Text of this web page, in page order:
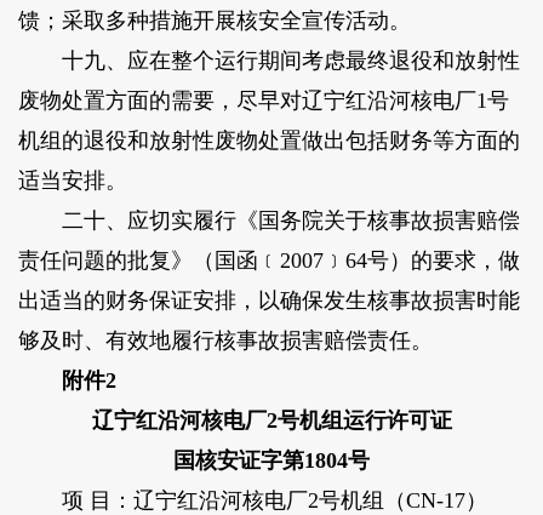
馈；采取多种措施开展核安全宣传活动。
十九、应在整个运行期间考虑最终退役和放射性
废物处置方面的需要，尽早对辽宁红沿河核电厂1号
机组的退役和放射性废物处置做出包括财务等方面的
适当安排。
二十、应切实履行《国务院关于核事故损害赔偿
责任问题的批复》（国函﹝2007﹞64号）的要求，做
出适当的财务保证安排，以确保发生核事故损害时能
够及时、有效地履行核事故损害赔偿责任。
附件2
辽宁红沿河核电厂2号机组运行许可证
国核安证字第1804号
项 目：辽宁红沿河核电厂2号机组（CN-17）